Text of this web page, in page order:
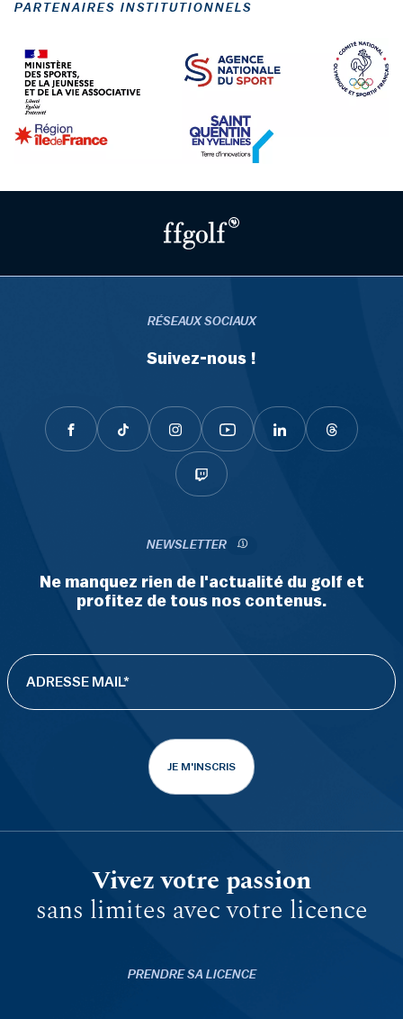
PARTENAIRES INSTITUTIONNELS
RÉSEAUX SOCIAUX
Suivez-nous !
NEWSLETTER
Ne manquez rien de l'actualité du golf et
profitez de tous nos contenus.
JE M'INSCRIS
Vivez votre passion
sans limites avec votre licence
PRENDRE SA LICENCE